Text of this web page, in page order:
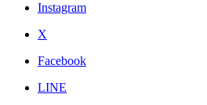
Instagram
X
Facebook
LINE